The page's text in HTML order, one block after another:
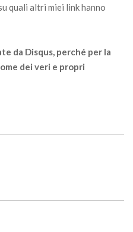
quali altri miei link hanno
da Disqus, perché per la
dei veri e propri